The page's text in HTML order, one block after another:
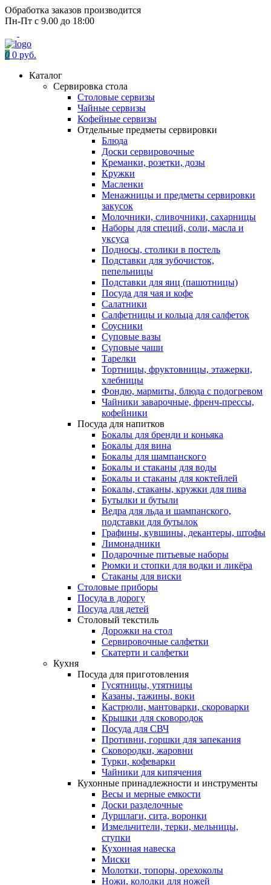
Обработка заказов производится
Пн-Пт с 9.00 до 18:00
0 0 руб.
Каталог
Сервировка стола
Столовые сервизы
Чайные сервизы
Кофейные сервизы
Отдельные предметы сервировки
Блюда
Доски сервировочные
Креманки, розетки, дозы
Кружки
Масленки
Менажницы и предметы сервировки
закусок
Молочники, сливочники, сахарницы
Наборы для специй, соли, масла и
уксуса
Подносы, столики в постель
Подставки для зубочисток,
пепельницы
Подставки для яиц (пашотницы)
Посуда для чая и кофе
Салатники
Салфетницы и кольца для салфеток
Соусники
Суповые вазы
Суповые чаши
Тарелки
Тортницы, фруктовницы, этажерки,
хлебницы
Фондю, мармиты, блюда с подогревом
Чайники заварочные, френч-прессы,
кофейники
Посуда для напитков
Бокалы для бренди и коньяка
Бокалы для вина
Бокалы для шампанского
Бокалы и стаканы для воды
Бокалы и стаканы для коктейлей
Бокалы, стаканы, кружки для пива
Бутылки и бутыли
Ведра для льда и шампанского,
подставки для бутылок
Графины, кувшины, декантеры, штофы
Лимонадники
Подарочные питьевые наборы
Рюмки и стопки для водки и ликёра
Стаканы для виски
Столовые приборы
Посуда в дорогу
Посуда для детей
Столовый текстиль
Дорожки на стол
Сервировочные салфетки
Скатерти и салфетки
Кухня
Посуда для приготовления
Гусятницы, утятницы
Казаны, тажины, воки
Кастрюли, мантоварки, скороварки
Крышки для сковородок
Посуда для СВЧ
Противни, горшки для запекания
Сковородки, жаровни
Турки, кофеварки
Чайники для кипячения
Кухонные принадлежности и инструменты
Весы и мерные емкости
Доски разделочные
Дуршлаги, сита, воронки
Измельчители, терки, мельницы,
ступки
Кухонная навеска
Миски
Молотки, топоры, орехоколы
Ножи, колодки для ножей